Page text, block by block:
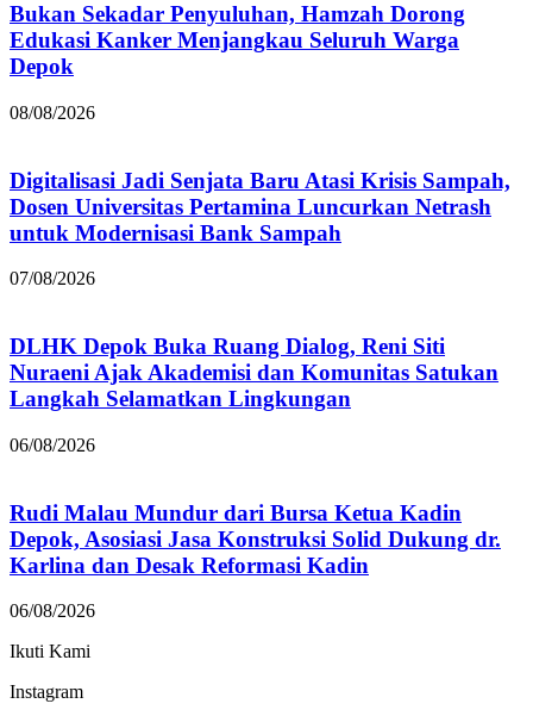
Bukan Sekadar Penyuluhan, Hamzah Dorong
Edukasi Kanker Menjangkau Seluruh Warga
Depok
08/08/2026
Digitalisasi Jadi Senjata Baru Atasi Krisis Sampah,
Dosen Universitas Pertamina Luncurkan Netrash
untuk Modernisasi Bank Sampah
07/08/2026
DLHK Depok Buka Ruang Dialog, Reni Siti
Nuraeni Ajak Akademisi dan Komunitas Satukan
Langkah Selamatkan Lingkungan
06/08/2026
Rudi Malau Mundur dari Bursa Ketua Kadin
Depok, Asosiasi Jasa Konstruksi Solid Dukung dr.
Karlina dan Desak Reformasi Kadin
06/08/2026
Ikuti Kami
Instagram